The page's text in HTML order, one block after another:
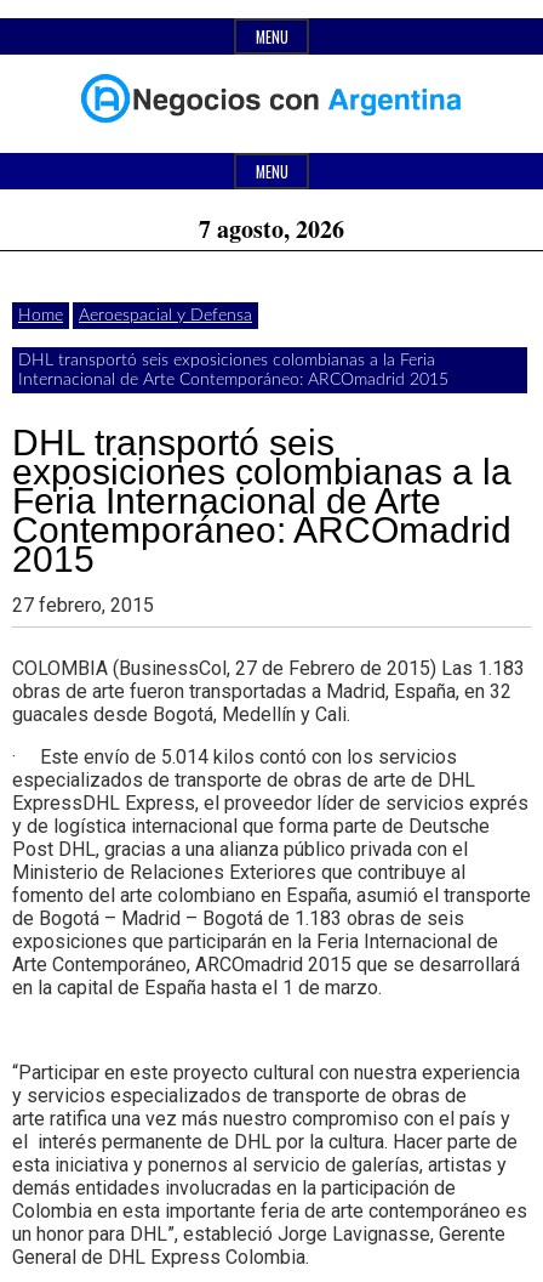
to
MENU
Negocios
con
Argentina
Últimas
noticias,
comunicados
actualidad
de
con
Argentina.
Header
MENU
7 agosto, 2026
Home Aeroespacial y Defensa
DHL transportó seis exposiciones colombianas a la Feria
Internacional de Arte Contemporáneo: ARCOmadrid 2015
DHL transportó seis
exposiciones colombianas a la
Feria Internacional de Arte
Contemporáneo: ARCOmadrid
2015
27 febrero, 2015
COLOMBIA (BusinessCol, 27 de Febrero de 2015) Las 1.183
obras de arte fueron transportadas a Madrid, España, en 32
guacales desde Bogotá, Medellín y Cali.
· Este envío de 5.014 kilos contó con los servicios
especializados de transporte de obras de arte de DHL
ExpressDHL Express, el proveedor líder de servicios exprés
y de logística internacional que forma parte de Deutsche
Post DHL, gracias a una alianza público privada con el
Ministerio de Relaciones Exteriores que contribuye al
fomento del arte colombiano en España, asumió el transporte
de Bogotá – Madrid – Bogotá de 1.183 obras de seis
exposiciones que participarán en la Feria Internacional de
Arte Contemporáneo, ARCOmadrid 2015 que se desarrollará
en la capital de España hasta el 1 de marzo.
“Participar en este proyecto cultural con nuestra experiencia
y servicios especializados de transporte de obras de
arte ratifica una vez más nuestro compromiso con el país y
el interés permanente de DHL por la cultura. Hacer parte de
esta iniciativa y ponernos al servicio de galerías, artistas y
demás entidades involucradas en la participación de
Colombia en esta importante feria de arte contemporáneo es
un honor para DHL”, estableció Jorge Lavignasse, Gerente
General de DHL Express Colombia.